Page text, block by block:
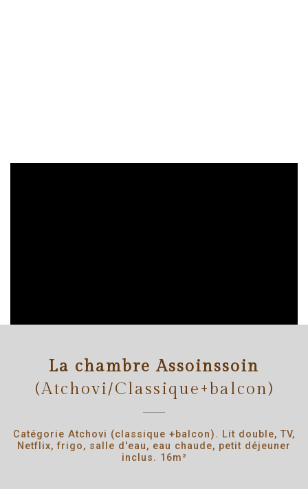
La chambre Assoinssoin
(Atchovi/Classique+balcon)
Catégorie Atchovi (classique +balcon). Lit double, TV,
Netflix, frigo, salle d'eau, eau chaude, petit déjeuner
inclus. 16m²